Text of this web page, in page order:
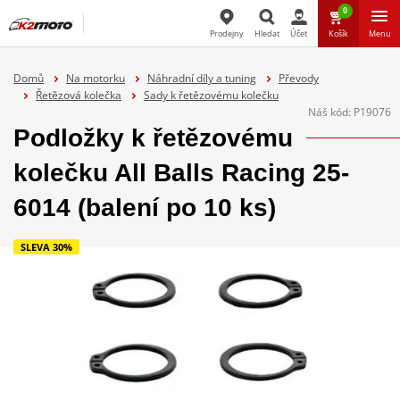
Prodejny Hledat Účet
0
Košík Menu
Domů Na motorku Náhradní díly a tuning
Převody
Řetězová kolečka
Sady k řetězovému kolečku
Náš kód: P19076
Podložky k řetězovému
kolečku All Balls Racing 25-
6014 (balení po 10 ks)
SLEVA 30%